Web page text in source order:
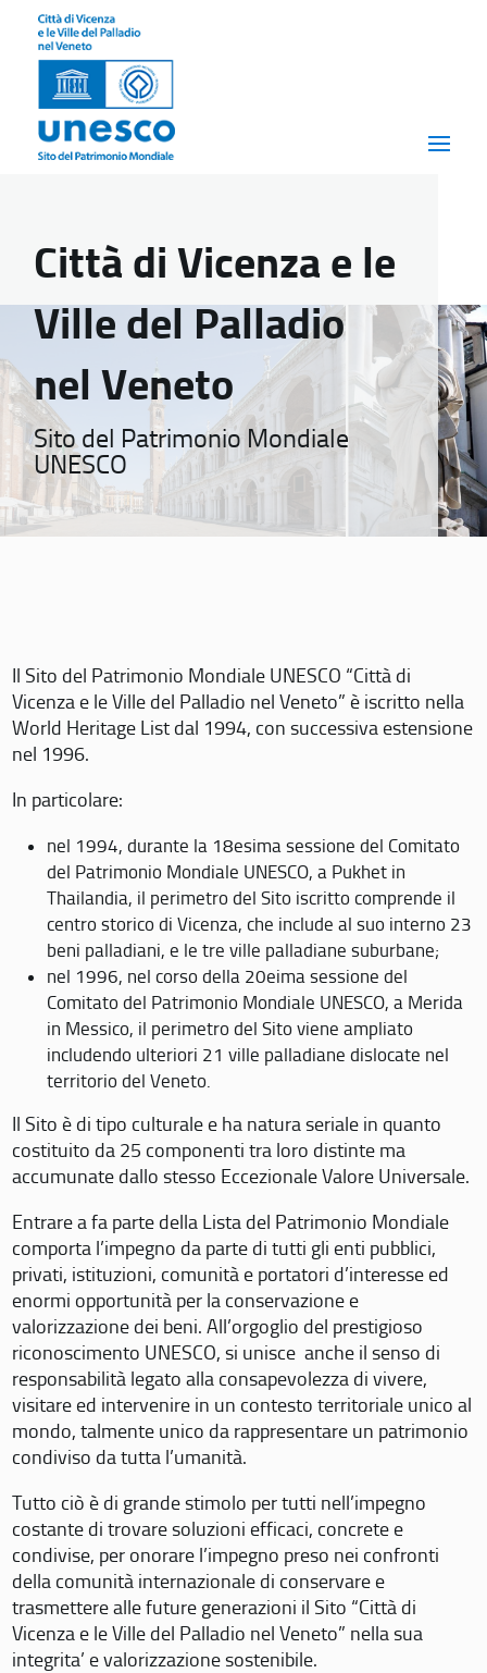
Città di Vicenza e le
Ville del Palladio
nel Veneto
Sito del Patrimonio Mondiale
UNESCO
Il Sito del Patrimonio Mondiale UNESCO “Città di
Vicenza e le Ville del Palladio nel Veneto” è iscritto nella
World Heritage List dal 1994, con successiva estensione
nel 1996.
In particolare:
nel 1994, durante la 18esima sessione del Comitato
del Patrimonio Mondiale UNESCO, a Pukhet in
Thailandia, il perimetro del Sito iscritto comprende il
centro storico di Vicenza, che include al suo interno 23
beni palladiani, e le tre ville palladiane suburbane;
nel 1996, nel corso della 20eima sessione del
Comitato del Patrimonio Mondiale UNESCO, a Merida
in Messico, il perimetro del Sito viene ampliato
includendo ulteriori 21 ville palladiane dislocate nel
territorio del Veneto.
Il Sito è di tipo culturale e ha natura seriale in quanto
costituito da 25 componenti tra loro distinte ma
accumunate dallo stesso Eccezionale Valore Universale.
Entrare a fa parte della Lista del Patrimonio Mondiale
comporta l’impegno da parte di tutti gli enti pubblici,
privati, istituzioni, comunità e portatori d’interesse ed
enormi opportunità per la conservazione e
valorizzazione dei beni. All’orgoglio del prestigioso
riconoscimento UNESCO, si unisce anche il senso di
responsabilità legato alla consapevolezza di vivere,
visitare ed intervenire in un contesto territoriale unico al
mondo, talmente unico da rappresentare un patrimonio
condiviso da tutta l’umanità.
Tutto ciò è di grande stimolo per tutti nell’impegno
costante di trovare soluzioni efficaci, concrete e
condivise, per onorare l’impegno preso nei confronti
della comunità internazionale di conservare e
trasmettere alle future generazioni il Sito “Città di
Vicenza e le Ville del Palladio nel Veneto” nella sua
integrita’ e valorizzazione sostenibile.